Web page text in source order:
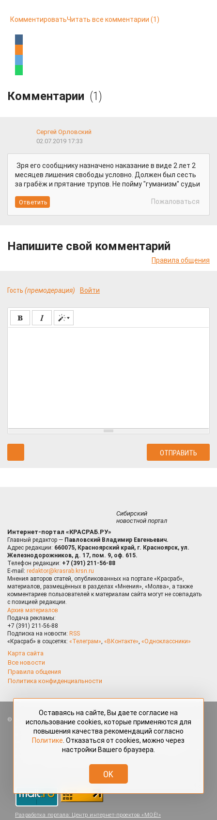
КомментироватьЧитать все комментарии (1)
Комментарии (1)
Сергей Орловский
02.07.2019 17:33
Зря его сообщнику назначено наказание в виде 2 лет 2
месяцев лишения свободы условно. Должен был сесть
за грабёж и прятание трупов. Не пойму "гуманизм" судьи
Пожаловаться
Напишите свой комментарий
Правила общения
Гость (премодерация) Войти
Сибирский
новостной портал
Интернет-портал «КРАСРАБ.РУ»
Главный редактор — Павловский Владимир Евгеньевич.
Адрес редакции: 660075, Красноярский край, г. Красноярск, ул.
Железнодорожников, д. 17, пом. 9, оф. 615.
Телефон редакции: +7 (391) 211-56-88
E-mail: redaktor@krasrab.krsn.ru
Мнения авторов статей, опубликованных на портале «Красраб»,
материалов, размещённых в разделах «Мнения», «Молва», а также
комментариев пользователей к материалам сайта могут не совпадать
с позицией редакции.
Архив материалов
Подача рекламы:
+7 (391) 211-56-88
Подписка на новости: RSS
«Красраб» в соцсетях: «Телеграм», «ВКонтакте», «Одноклассники»
Карта сайта
Все новости
Правила общения
Политика конфиденциальности
Все права защищены. Любые материалы, размещённые на портале
«Красраб.ру» сотрудниками редакции, нештатными авторами
и читателями, являются объектами авторского права. Полное или
частичное использование материалов, размещённых на портале
«Красраб.ру», допускается только с письменного согласия редакции
redaktor@krasrab.krsn.ru.
Разработка портала: Центр интернет-проектов «МОЁ!»
Оставаясь на сайте, Вы даете согласие на
использование cookies, которые применяются для
повышения качества рекомендаций согласно
Политике . Отказаться от cookies, можно через
настройки Вашего браузера.
OK